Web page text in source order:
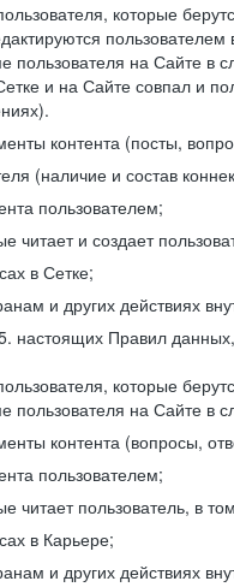
которые
пользователя на Сайте в
и на Сайте совпал и
контента (посты,
(наличие и состав
пользователем;
читает и создает
в Сетке;
и других действиях
настоящих Правил
которые
пользователя на Сайте в
контента (вопросы,
пользователем;
читает пользователь, в
в Карьере;
и других действиях